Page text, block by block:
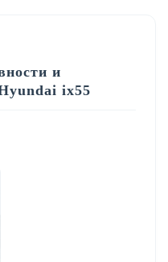
и
ix55